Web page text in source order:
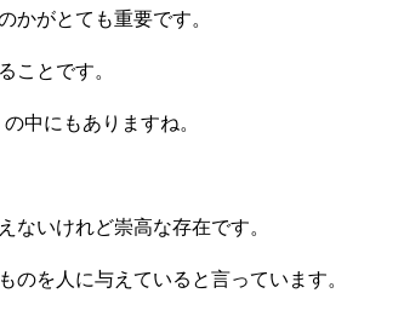
かがとても重要です。
ことです。
中にもありますね。
ないけれど崇高な存在です。
のを人に与えていると言っています。